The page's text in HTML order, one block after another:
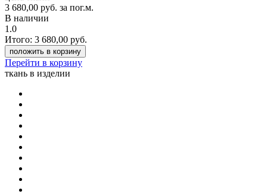
3 680,00 руб. за пог.м.
В наличии
1.0
Итого: 3 680,00 руб.
положить в корзину
Перейти в корзину
ткань в изделии